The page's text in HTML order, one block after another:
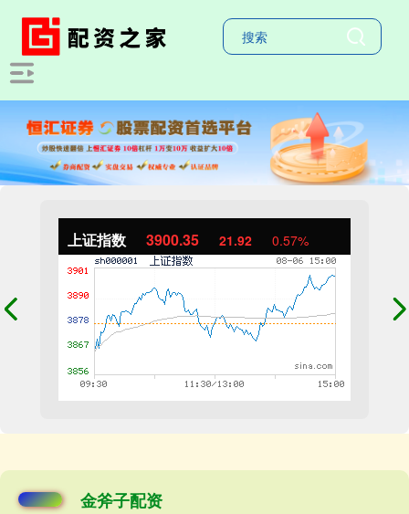
上证指数 3900.35 21.92 0.57%
金斧子配资